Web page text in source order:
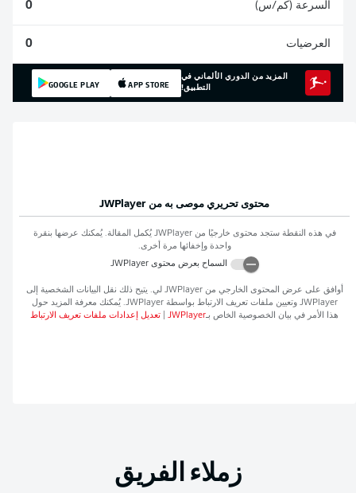
السرعة (كم/س) 0
العرضيات 0
المزيد من الدوري الألماني في
التطبيق!
APP STORE
GOOGLE PLAY
محتوى تحريري موصى به من JWPlayer
في هذه النقطة ستجد محتوى خارجيًا منJWPlayer يُكمل المقالة. يُمكنك عرضها بنقرة
واحدة وإخفائها مرة أخرى.
السماح بعرض محتوىJWPlayer
أوافق على عرض المحتوى الخارجي منJWPlayer لي. يتيح ذلك نقل البيانات الشخصية إلى
JWPlayer وتعيين ملفات تعريف الارتباط بواسطةJWPlayer. يُمكنك معرفة المزيد حول
هذا الأمر في بيان الخصوصية الخاص بـJWPlayer تعديل إعدادات ملفات تعريف الارتباط
زملاء الفريق